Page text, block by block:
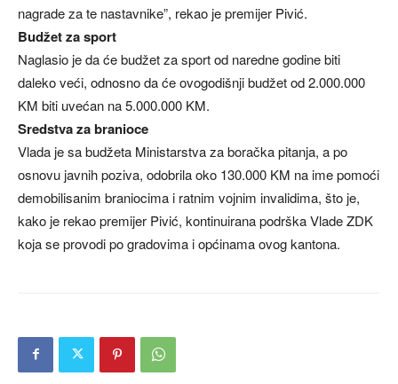
nagrade za te nastavnike”, rekao je premijer Pivić.
Budžet za sport
Naglasio je da će budžet za sport od naredne godine biti
daleko veći, odnosno da će ovogodišnji budžet od 2.000.000
KM biti uvećan na 5.000.000 KM.
Sredstva za branioce
Vlada je sa budžeta Ministarstva za boračka pitanja, a po
osnovu javnih poziva, odobrila oko 130.000 KM na ime pomoći
demobilisanim braniocima i ratnim vojnim invalidima, što je,
kako je rekao premijer Pivić, kontinuirana podrška Vlade ZDK
koja se provodi po gradovima i općinama ovog kantona.